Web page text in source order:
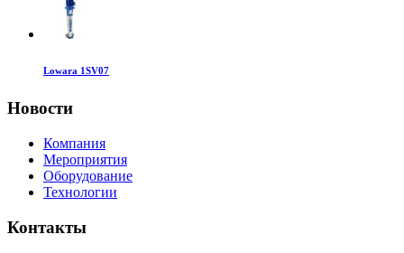
Lowara 1SV07
Новости
Компания
Мероприятия
Оборудование
Технологии
Контакты